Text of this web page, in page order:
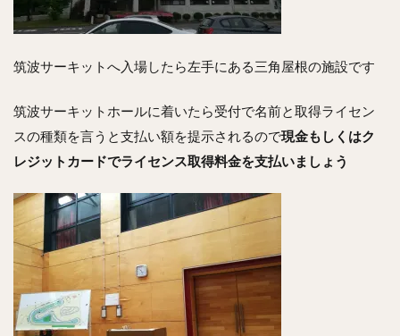
筑波サーキットへ入場したら左手にある三角屋根の施設です
筑波サーキットホールに着いたら受付で名前と取得ライセン
スの種類を言うと支払い額を提示されるので現金もしくはク
レジットカードでライセンス取得料金を支払いましょう